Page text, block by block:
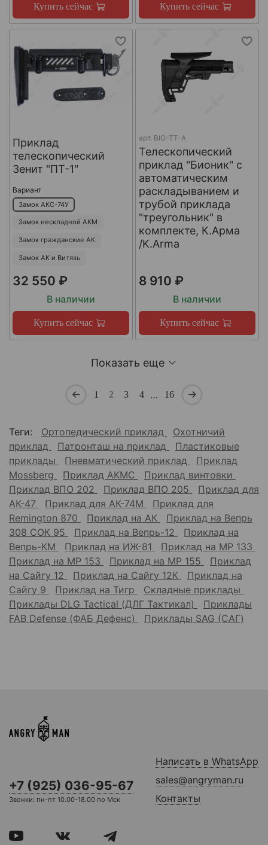
Купить сейчас Купить сейчас
Приклад
телескопический
Зенит "ПТ-1"
Вариант
Замок АКС-74У
Замок нескладной АКМ
Замок гражданские АК
Замок АК и Витязь
32 550 ₽
В наличии
Купить сейчас
арт. BIO-TT-A
Телескопический
приклад "Бионик" с
автоматическим
раскладыванием и
трубой приклада
"треугольник" в
комплекте, К.Арма
/K.Arma
8 910 ₽
В наличии
Купить сейчас
Показать еще
1 2 3 4 … 16
Теги: Ортопедический приклад
Охотничий
приклад
Патронташ на приклад
Пластиковые
приклады
Пневматический приклад
Приклад
Mossberg
Приклад АКМС
Приклад винтовки
Приклад ВПО 202
Приклад ВПО 205
Приклад для
АК-47
Приклад для АК-74М
Приклад для
Remington 870
Приклад на АК
Приклад на Вепрь
308 СОК 95
Приклад на Вепрь-12
Приклад на
Вепрь-КМ
Приклад на ИЖ-81
Приклад на МР 133
Приклад на МР 153
Приклад на МР 155
Приклад
на Сайгу 12
Приклад на Сайгу 12К
Приклад на
Сайгу 9
Приклад на Тигр
Складные приклады
Приклады DLG Tactical (ДЛГ Тактикал)
Приклады
FAB Defense (ФАБ Дефенс)
Приклады SAG (САГ)
+7 (925) 036-95-67
Звонки: пн-пт 10.00-18.00 по Мск
Написать в WhatsApp
sales@angryman.ru
Контакты